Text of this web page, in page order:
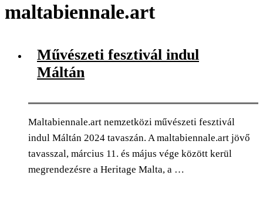
maltabiennale.art
Művészeti fesztivál indul
Máltán
Maltabiennale.art nemzetközi művészeti fesztivál
indul Máltán 2024 tavaszán. A maltabiennale.art jövő
tavasszal, március 11. és május vége között kerül
megrendezésre a Heritage Malta, a …